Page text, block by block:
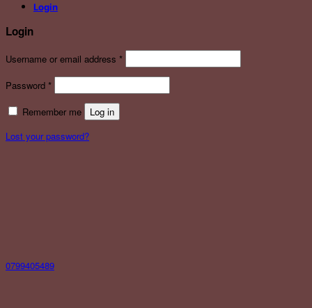
Login
Login
Username or email address *
Password *
Remember me
Log in
Lost your password?
0799405489